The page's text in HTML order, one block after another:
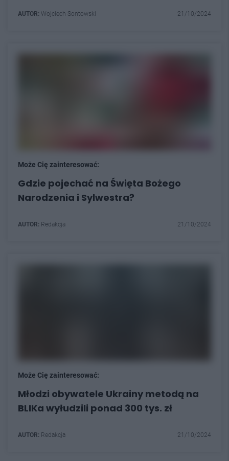
AUTOR: Wojciech Sontowski 21/10/2024
Może Cię zainteresować:
Gdzie pojechać na Święta Bożego
Narodzenia i Sylwestra?
AUTOR: Redakcja 21/10/2024
Może Cię zainteresować:
Młodzi obywatele Ukrainy metodą na
BLIKa wyłudzili ponad 300 tys. zł
AUTOR: Redakcja 21/10/2024